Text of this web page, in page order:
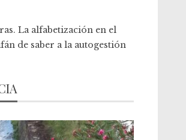
La alfabetización en el
de saber a la autogestión